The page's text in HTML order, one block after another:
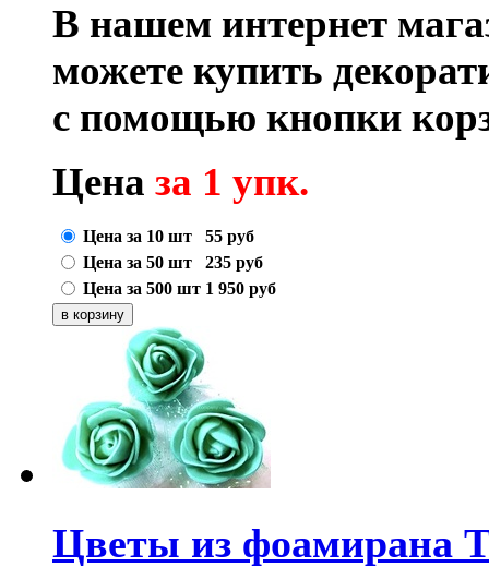
В нашем интернет
можете купить
с помощью кнопки
Цена за 1 упк.
Цена за 10 шт 55 руб
Цена за 50 шт
235 руб
Цена за 500 шт 1 950 руб
Цветы из фоамирана